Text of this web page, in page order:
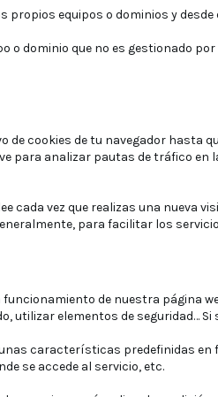
propios equipos o dominios y
o dominio que no es gestionado
cookies de tu navegador hasta
para analizar pautas de tráfico
cada vez que realizas una nueva
para facilitar los
de nuestra página
utilizar elementos de seguridad…
características predefinidas
se accede al servicio, etc.